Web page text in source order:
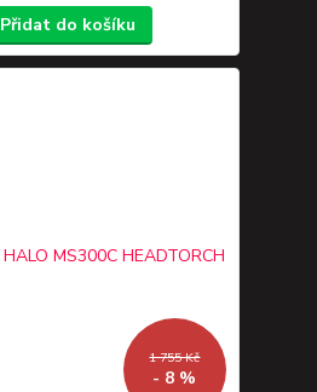
Přidat do košíku
1 755 Kč
- 8 %